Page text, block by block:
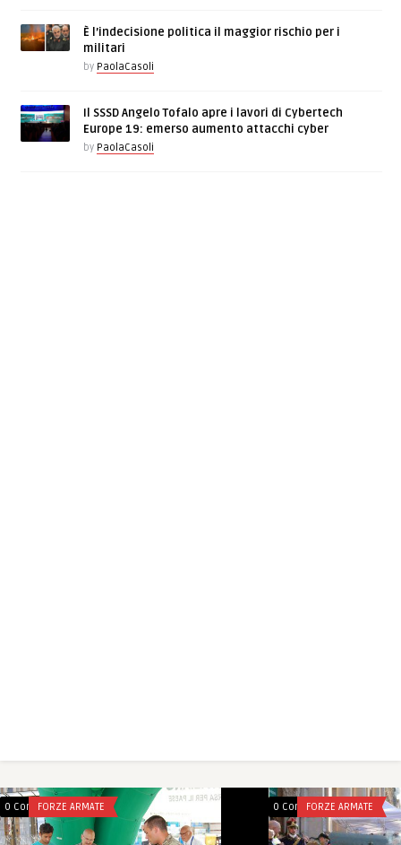
È l’indecisione politica il maggior rischio per i
militari
by PaolaCasoli
Il SSSD Angelo Tofalo apre i lavori di Cybertech
Europe 19: emerso aumento attacchi cyber
by PaolaCasoli
0 CommentsFORZE ARMATE 0 CommentsFORZE ARMATE